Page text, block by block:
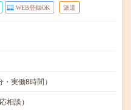
WEB登録OK 派遣
実働8時間）
相談）